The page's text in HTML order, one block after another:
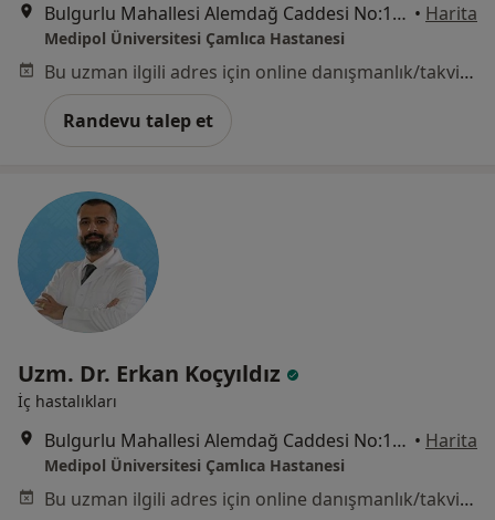
Bulgurlu Mahallesi Alemdağ Caddesi No:100, Üsküdar • Harita
Medipol Üniversitesi Çamlıca Hastanesi
Bu uzman ilgili adres için online danışmanlık/takvim sunmuyor.
Randevu talep et
Uzm. Dr. Erkan Koçyıldız
İç hastalıkları
Bulgurlu Mahallesi Alemdağ Caddesi No:100, Üsküdar • Harita
Medipol Üniversitesi Çamlıca Hastanesi
Bu uzman ilgili adres için online danışmanlık/takvim sunmuyor.